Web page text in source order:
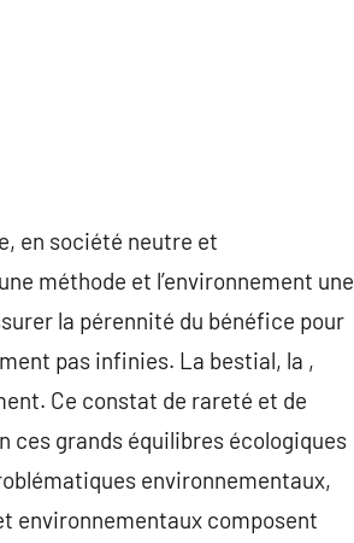
en société neutre et
méthode et l’environnement une
la pérennité du bénéfice pour
pas infinies. La bestial, la ,
Ce constat de rareté et de
ces grands équilibres écologiques
environnementaux,
environnementaux composent